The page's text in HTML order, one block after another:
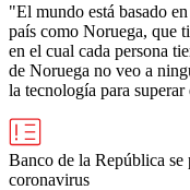
"El mundo está basado
país como Noruega, que
en el cual cada persona
de Noruega no veo a
la tecnología para
Banco de la República se
coronavirus